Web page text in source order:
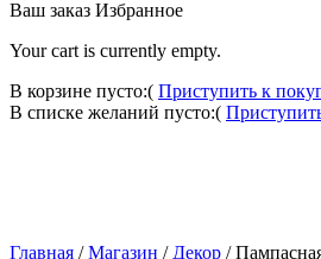
Ваш заказ Избранное
Your cart is currently empty.
В корзине пусто:( Приступить к
В списке желаний пусто:(
Главная /Магазин / Декор /